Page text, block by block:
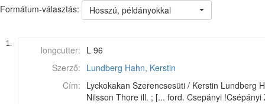
Formátum-választás: Hosszú, példányokkal
1.
longcutter: L 96
Szerző: Lundberg Hahn, Kerstin
Cím: Lyckokakan Szerencsesüti / Kerstin Lundberg
Nilsson Thore ill. ; [... ford. Csepányi !Csépányi